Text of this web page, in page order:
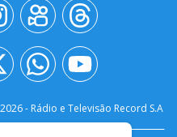
2026- Rádio e Televisão Record S.A